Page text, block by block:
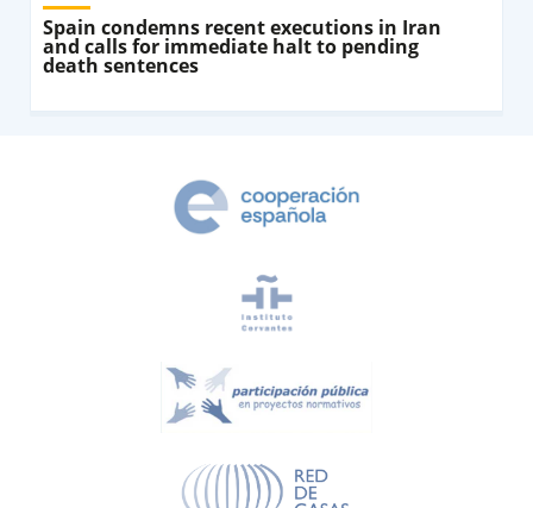
Spain condemns recent executions in Iran
and calls for immediate halt to pending
death sentences